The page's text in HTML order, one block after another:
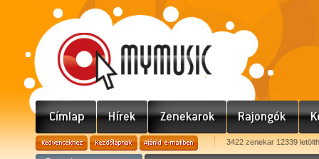
3422 zenekar 12339